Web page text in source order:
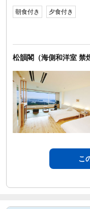
朝食付き 夕食付き
松韻閣（海側和洋室 禁
こ